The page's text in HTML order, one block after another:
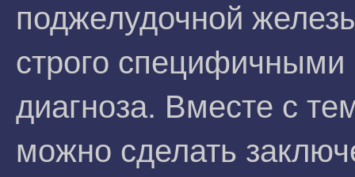
поджелудочной
строго специфичными
диагноза. Вместе с
можно сделать